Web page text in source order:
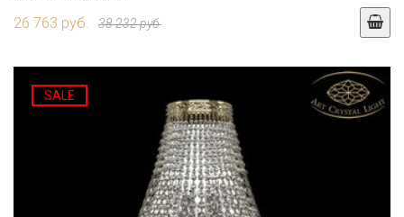
26 763 руб. 38 232 руб.
SALE